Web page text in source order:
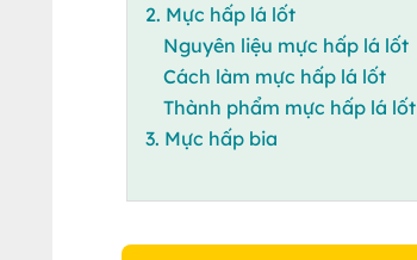
2. Mực hấp lá lốt
Nguyên liệu mực hấp lá lốt
Cách làm mực hấp lá lốt
Thành phẩm mực hấp lá lốt
3. Mực hấp bia